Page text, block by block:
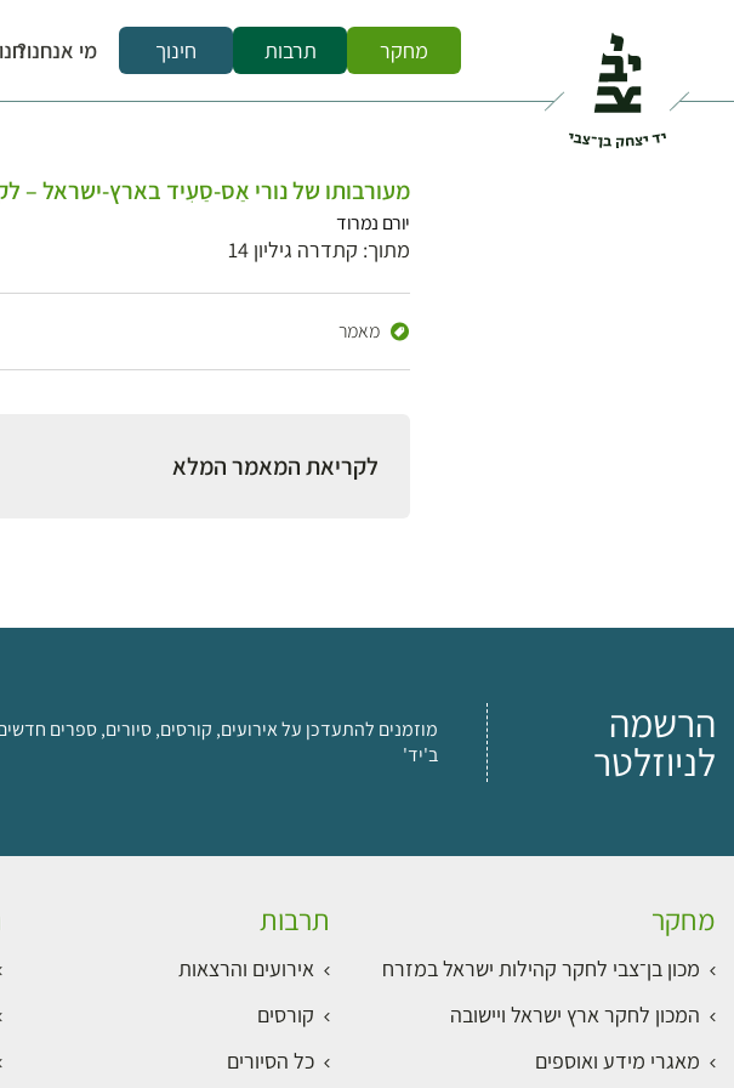
מחקר תרבות חינוך מי אנחנו?
מעורבותו של נורי אַס-סַעִיד בארץ-ישראל –
יורם נמרוד
מתוך: קתדרה גיליון 14
מאמר
לקריאת המאמר המלא
הרשמה
לניוזלטר
מוזמנים להתעדכן על אירועים, קורסים, סיורים, ספרים
ב'יד'
מחקר
מכון בן־צבי לחקר קהילות ישראל במזרח
המכון לחקר ארץ ישראל ויישובה
מאגרי מידע ואוספים
תרבות
אירועים והרצאות
קורסים
כל הסיורים